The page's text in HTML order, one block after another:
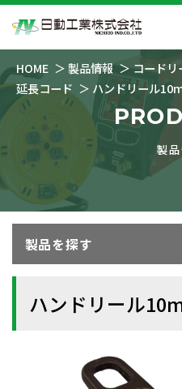
HOME 製品情報
コード
延長コード
ハンドリール
製
製品を探す
ハンドリール